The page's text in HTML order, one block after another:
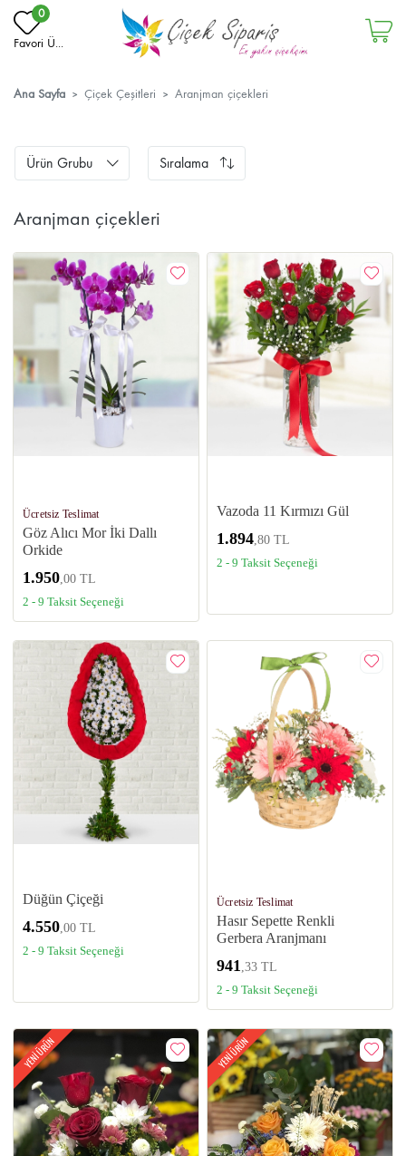
0
Favori Ü...
Ana Sayfa Çiçek Çeşitleri Aranjman çiçekleri
Ürün Grubu Sıralama
Aranjman çiçekleri
Ücretsiz Teslimat
Göz Alıcı Mor İki Dallı
Orkide
1.950 ,00 TL
2 - 9 Taksit Seçeneği
Vazoda 11 Kırmızı Gül
1.894 ,80 TL
2 - 9 Taksit Seçeneği
Düğün Çiçeği
4.550,00 TL
2 - 9 Taksit Seçeneği
Ücretsiz Teslimat
Hasır Sepette Renkli
Gerbera Aranjmanı
941,33 TL
2 - 9 Taksit Seçeneği
YENİ ÜRÜN YENİ ÜRÜN